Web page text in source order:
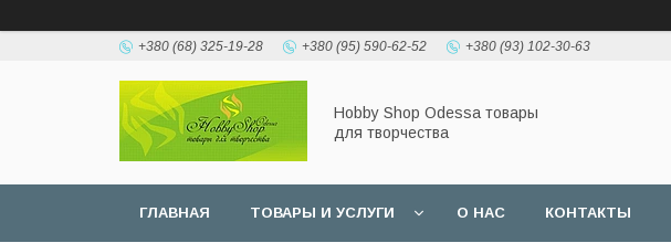
+380 (68) 325-19-28 +380 (95) 590-62-52 +380 (93) 102-30-63
Hobbу Shop Odessa товары
для творчества
ГЛАВНАЯ ТОВАРЫ И УСЛУГИ О НАС КОНТАКТЫ